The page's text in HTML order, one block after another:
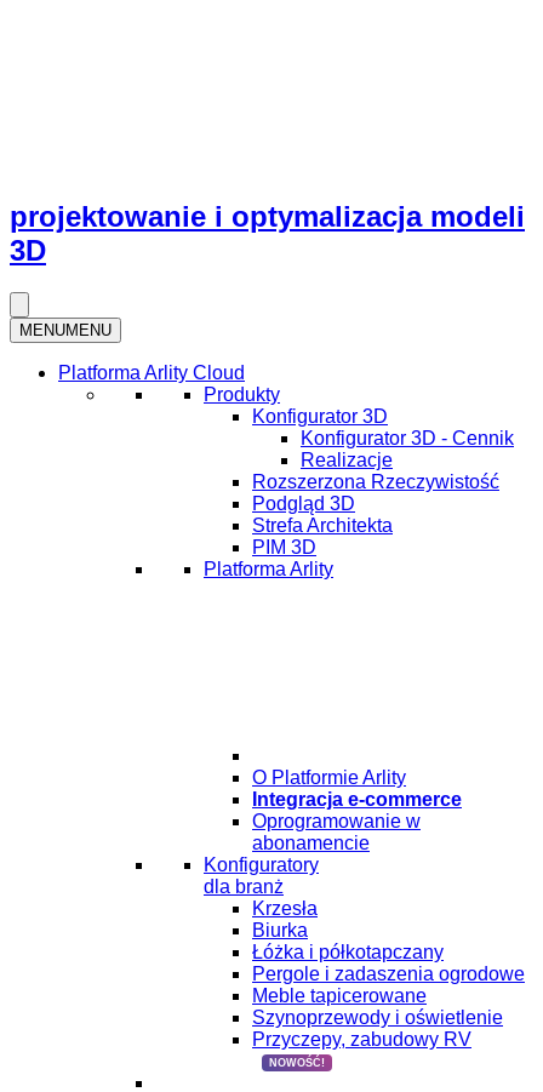
projektowanie i optymalizacja modeli
3D
MENUMENU
Platforma Arlity Cloud
Produkty
Konfigurator 3D
Konfigurator 3D - Cennik
Realizacje
Rozszerzona Rzeczywistość
Podgląd 3D
Strefa Architekta
PIM 3D
Platforma Arlity
O Platformie Arlity
Integracja e-commerce
Oprogramowanie w
abonamencie
Konfiguratory
dla branż
Krzesła
Biurka
Łóżka i półkotapczany
Pergole i zadaszenia ogrodowe
Meble tapicerowane
Szynoprzewody i oświetlenie
Przyczepy, zabudowy RV
NOWOŚĆ!